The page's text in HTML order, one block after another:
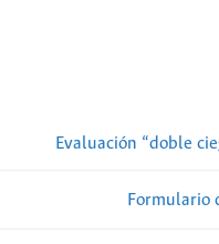
Evaluación “doble
Formulario